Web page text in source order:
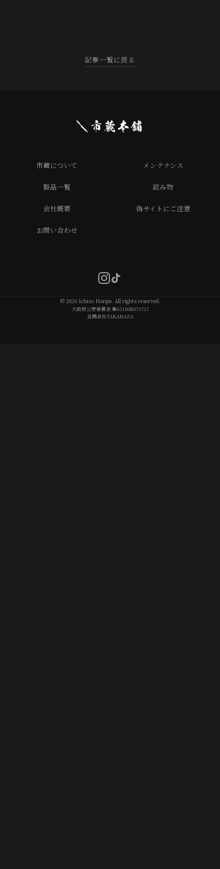
記事一覧に戻る
市蔵について メンテナンス
製品一覧 読み物
会社概要 偽サイトにご注意
お問い合わせ
© 2026 Ichizo Honpo. All rights reserved.
大阪府公安委員会 第62116R073727
合同会社TAKARAZA